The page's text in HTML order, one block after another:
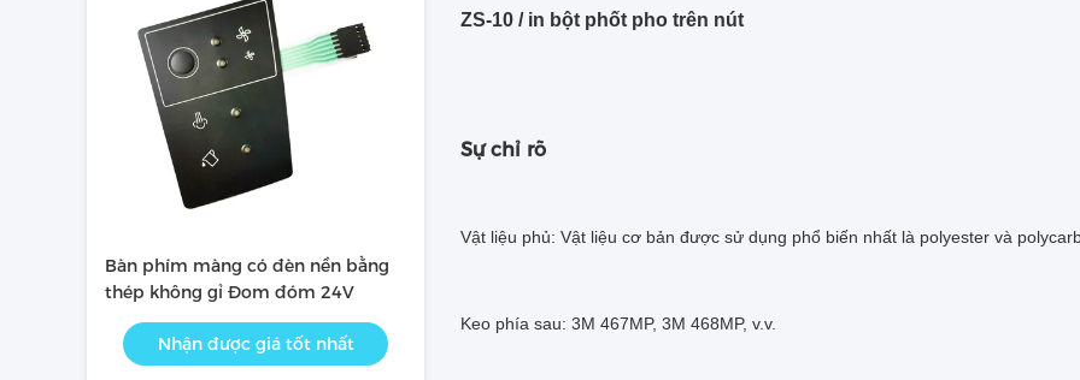
Bàn phím màng có đèn nền bằng
thép không gỉ Đom đóm 24V
Nhận được giá tốt nhất
ZS-10 / in bột phốt pho trên nút
Sự chỉ rõ
Vật liệu phủ: Vật liệu cơ bản được sử dụng phổ biến nhất là polyester và
Keo phía sau: 3M 467MP, 3M 468MP, v.v.